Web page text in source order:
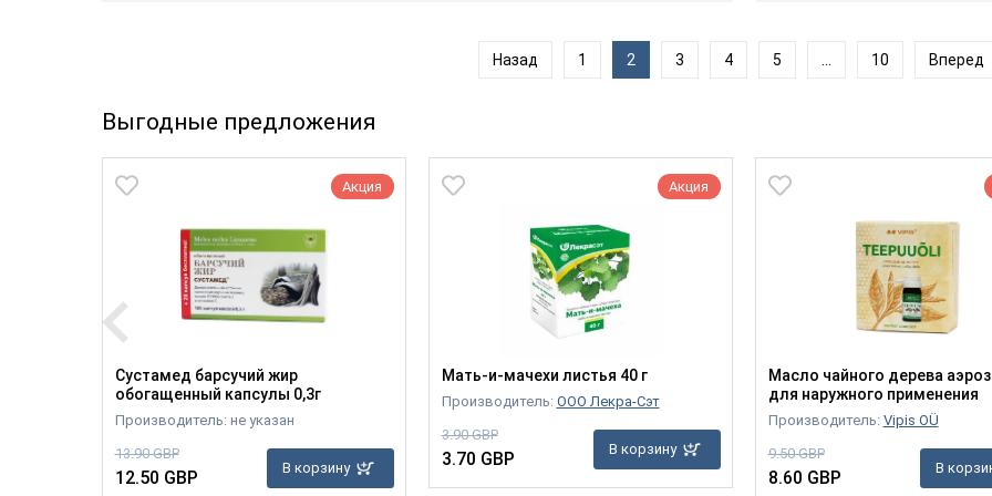
Назад 1 2 3 4 5 10 Вперед
Выгодные предложения
Акция
Сустамед барсучий жир
обогащенный капсулы 0,3г
Производитель: не указан
13.90 GBP
12.50 GBP В корзину
Акция
Мать-и-мачехи листья 40 г
Производитель: ООО Лекра-Сэт
3.90 GBP
3.70 GBP В корзину
Масло чайного дерева
для наружного применения
Производитель: Vipis OÜ
9.50 GBP
8.60 GBP В